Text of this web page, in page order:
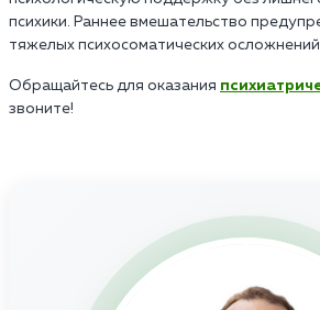
психики. Раннее вмешательство
тяжелых психосоматических
Обращайтесь для оказания
звоните!